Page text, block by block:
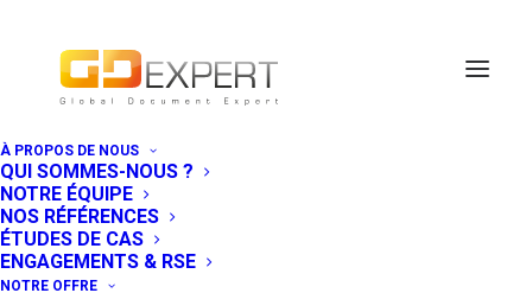
À PROPOS DE NOUS
QUI SOMMES-NOUS ?
NOTRE ÉQUIPE
NOS RÉFÉRENCES
ÉTUDES DE CAS
ENGAGEMENTS & RSE
NOTRE OFFRE
GDExpert ne
proposera plus